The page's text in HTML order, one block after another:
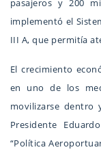
pasajeros y 200
implementó el
III A, que permitía
El crecimiento
en uno de los
movilizarse dentro
Presidente
“Política